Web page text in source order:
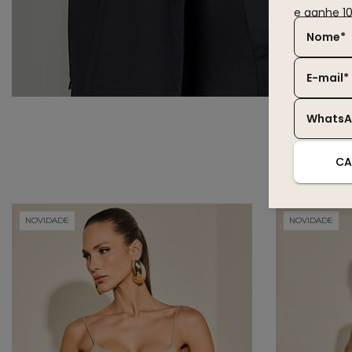
NOVIDADE NOVIDADE
e ganhe
Nome*
E-mail*